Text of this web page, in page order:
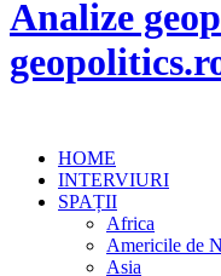
Analize
HOME
INTERVIURI
SPAȚII
Africa
Americile de
Asia